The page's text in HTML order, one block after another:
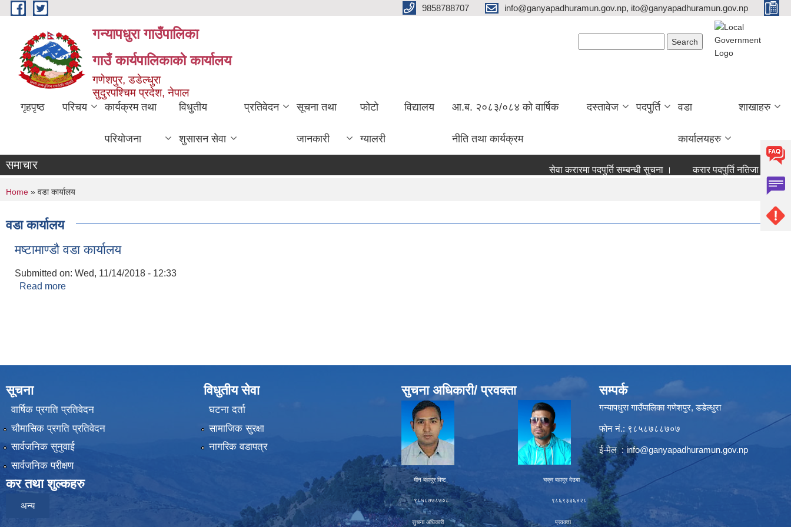
Skip to main content 9858788707 info@ganyapadhuramun.gov.np, ito@ganyapadhuramun.gov.np
गन्यापधुरा गाउँपालिका
गाउँ कार्यपालिकाकाे कार्यालय
गणेशपुर, डडेल्धुरा
सुदुरपश्चिम प्रदेश, नेपाल
गृहपृष्ठ परिचय कार्यक्रम तथा
परियोजना
विधुतीय
शुसासन सेवा
प्रतिवेदन सूचना तथा
जानकारी
फोटो
ग्यालरी
विद्यालय आ.ब. २०८३/०८४ को वार्षिक
नीति तथा कार्यक्रम
दस्तावेज पदपुर्ति वडा
कार्यालयहरु
शाखाहरु
समाचार सेवा करारमा पदपुर्ति सम्बन्धी सुचना । करार पदपुर्ति नतिजा
You are here
Home » वडा कार्यालय
वडा कार्यालय
मष्टामाण्डौ वडा कार्यालय
Submitted on: Wed, 11/14/2018 - 12:33
Read more
सूचना
वार्षिक प्रगति प्रतिवेदन
चौमासिक प्रगति प्रतिवेदन
सार्वजनिक सुनुवाई
सार्वजनिक परीक्षण
कर तथा शुल्कहरु
अन्य
विधुतीय सेवा
घटना दर्ता
सामाजिक सुरक्षा
नागरिक वडापत्र
सुचना अधिकारी/ प्रवक्ता
मीन बहादुर विष्ट चक्र बहादुर देउबा
९८५८७७८७०८ ९८६९३३६४२८
सुचना अधिकारी प्रवक्ता
सम्पर्क
गन्यापधुरा गाउँपालिका गणेशपुर, डडेल्धुरा
फोन नं.: ९८५८७८८७०७
ई-मेल :info@ganyapadhuramun.gov.np